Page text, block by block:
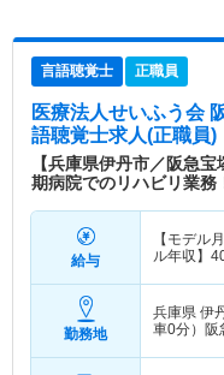
言語聴覚士 正職員
医療法人せいふう会
語聴覚士求人(正職員)
【兵庫県伊丹市／阪急
期病院でのリハビリ業務
給与
【モデル
ル年収】
勤務地
兵庫県 伊
車0分）阪